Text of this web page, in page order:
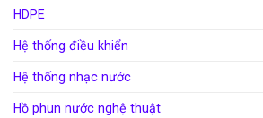
HDPE
Hệ thống điều khiển
Hệ thống nhạc nước
Hồ phun nước nghệ thuật